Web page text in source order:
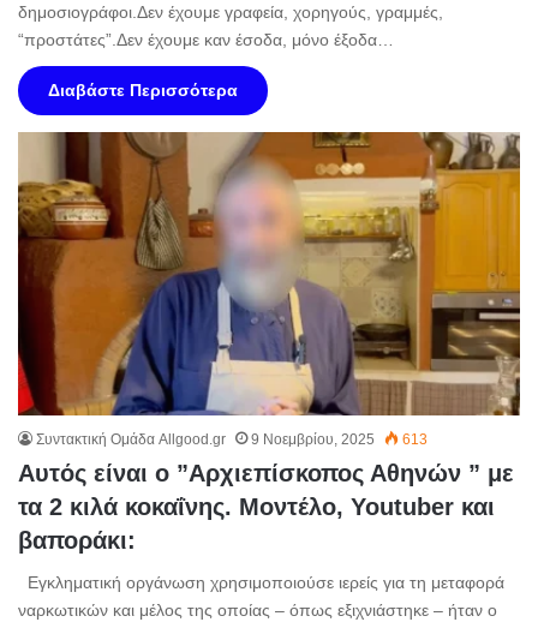
δημοσιογράφοι.Δεν έχουμε γραφεία, χορηγούς, γραμμές,
“προστάτες”.Δεν έχουμε καν έσοδα, μόνο έξοδα…
Διαβάστε Περισσότερα
Συντακτική Ομάδα Allgood.gr 9 Νοεμβρίου, 2025 613
Αυτός είναι ο ”Αρχιεπίσκοπος Αθηνών ” με
τα 2 κιλά κοκαΐνης. Μοντέλο, Youtuber και
βαποράκι:
Eγκληματική οργάνωση χρησιμοποιούσε ιερείς για τη μεταφορά
ναρκωτικών και μέλος της οποίας – όπως εξιχνιάστηκε – ήταν ο